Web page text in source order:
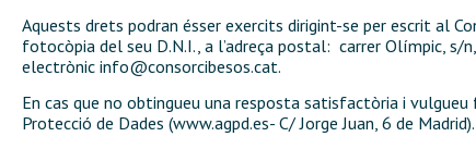
Aquests drets podran ésser exercits dirigint-se per escrit al
fotocòpia del seu D.N.I., a l’adreça postal: carrer Olímpic, s/
electrònic info@consorcibesos.cat.
En cas que no obtingueu una resposta satisfactòria i
Protecció de Dades (www.agpd.es- C/ Jorge Juan, 6 de Madrid).